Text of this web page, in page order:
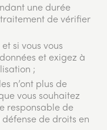
une durée
de vérifier
si vous vous
et exigez à
;
n’ont plus de
vous souhaitez
responsable de
de droits en